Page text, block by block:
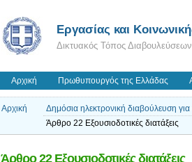
Εργασίας και
Δικτυακός Τόπος Διαβουλεύσεων
Αρχική Πρωθυπουργός της Ελλάδας
Αρχική
Δημόσια ηλεκτρονική διαβούλευση
Άρθρο 22 Εξουσιοδοτικές διατάξεις
Άρθρο 22 Εξουσιοδοτικές διατάξεις